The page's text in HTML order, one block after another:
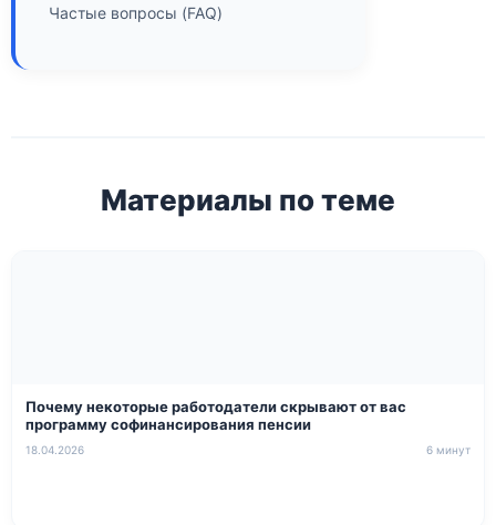
Частые вопросы (FAQ)
Материалы по теме
Почему некоторые работодатели скрывают от вас
программу софинансирования пенсии
18.04.2026 6 минут